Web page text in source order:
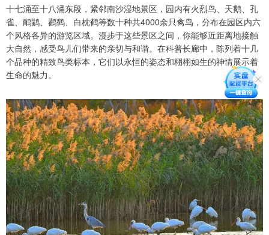
十七涌至十八涌东段，紧邻南沙湿地景区，园内有火烈鸟、天鹅、孔
雀、鸸鹋、鹳鹤、白枕鹤等数十种共4000余只禽鸟，分布在园区内六
个风格各异的游览区域。漫步于这些景区之间，你能够近距离地接触
大自然，感受鸟儿们带来的亲切与和谐。在科普长廊中，陈列着十几
个品种的精致鸟类标本，它们以永恒的姿态和栩栩如生的神情展示着
生命的魅力。